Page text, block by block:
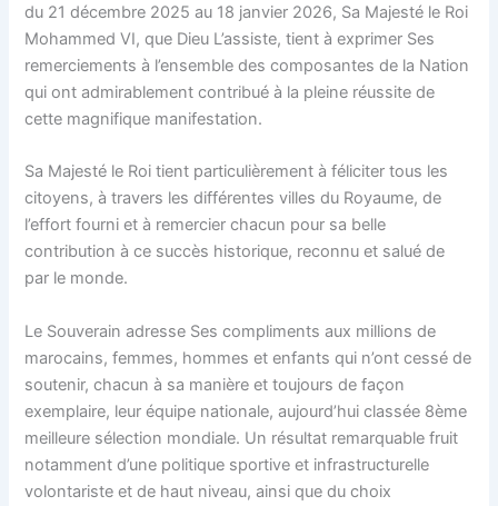
du 21 décembre 2025 au 18 janvier 2026, Sa Majesté le Roi
Mohammed VI, que Dieu L’assiste, tient à exprimer Ses
remerciements à l’ensemble des composantes de la Nation
qui ont admirablement contribué à la pleine réussite de
cette magnifique manifestation.
Sa Majesté le Roi tient particulièrement à féliciter tous les
citoyens, à travers les différentes villes du Royaume, de
l’effort fourni et à remercier chacun pour sa belle
contribution à ce succès historique, reconnu et salué de
par le monde.
Le Souverain adresse Ses compliments aux millions de
marocains, femmes, hommes et enfants qui n’ont cessé de
soutenir, chacun à sa manière et toujours de façon
exemplaire, leur équipe nationale, aujourd’hui classée 8ème
meilleure sélection mondiale. Un résultat remarquable fruit
notamment d’une politique sportive et infrastructurelle
volontariste et de haut niveau, ainsi que du choix